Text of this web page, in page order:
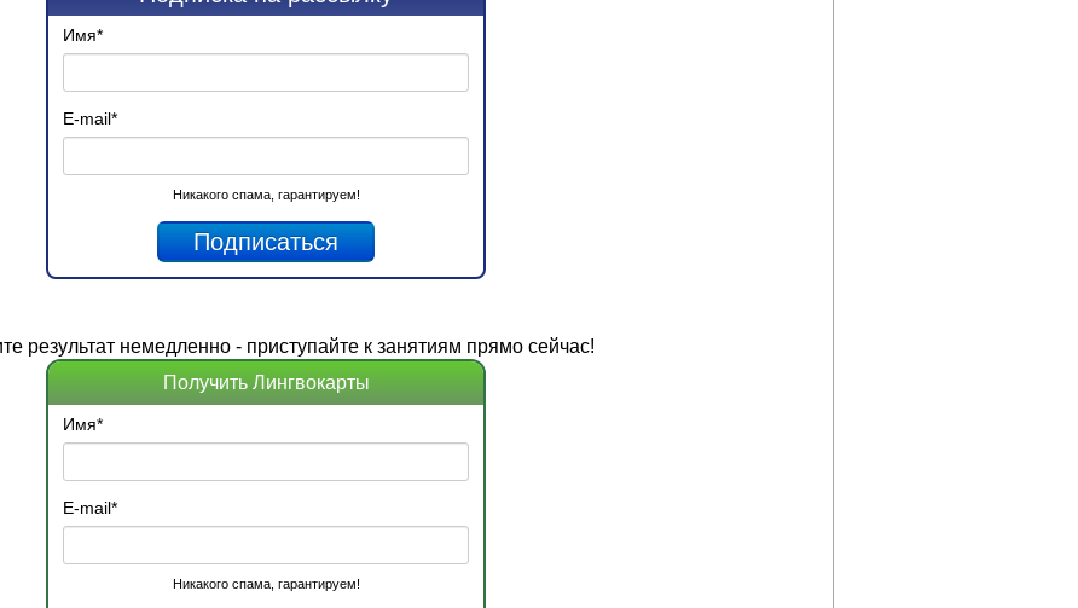
Имя*
E-mail*
Никакого спама, гарантируем!
результат немедленно - приступайте к занятиям прямо сейчас!
Получить Лингвокарты
Имя*
E-mail*
Никакого спама, гарантируем!